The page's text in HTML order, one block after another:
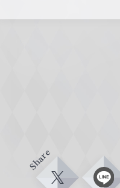
Share
X L